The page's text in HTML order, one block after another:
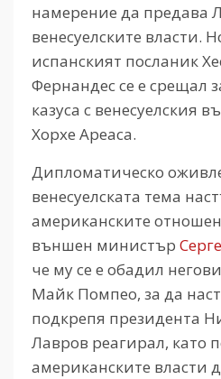
намерение да предава
венесуелските власти.
испанският посланик
Фернандес се е срещал
казуса с венесуелския
Хорхе Ареаса.
Дипломатическо
венесуелската тема
американските
външен министър
че му се е обадил
Майк Помпео, за да
подкрепя президента
Лавров реагирал, като
американските власти